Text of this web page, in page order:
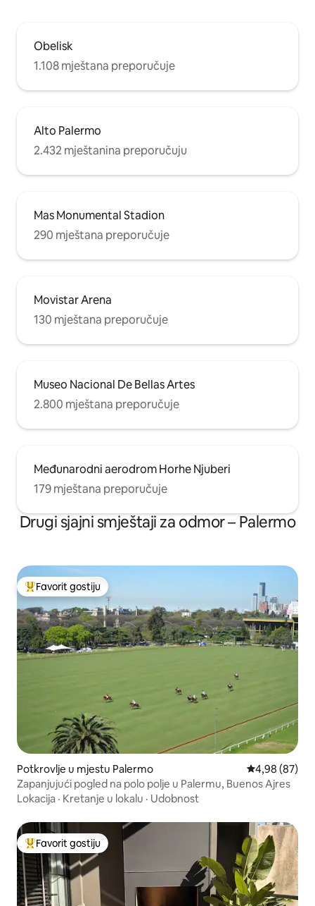
Obelisk
1.108 mještana preporučuje
Alto Palermo
2.432 mještanina preporučuju
Mas Monumental Stadion
290 mještana preporučuje
Movistar Arena
130 mještana preporučuje
Museo Nacional De Bellas Artes
2.800 mještana preporučuje
Međunarodni aerodrom Horhe Njuberi
179 mještana preporučuje
Drugi sjajni smještaji za odmor – Palermo
Glavni favorit gostiju
Favorit gostiju
Potkrovlje u mjestu Palermo prosječna
4,98 (87)
Zapanjujući pogled na polo polje u Palermu, Buenos Ajres
Lokacija · Kretanje u lokalu · Udobnost
Glavni favorit gostiju
Favorit gostiju